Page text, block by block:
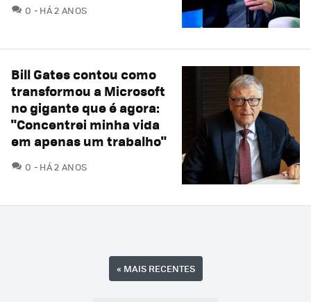
0 COMENTÁRIOS
HÁ 2 ANOS
Bill Gates contou como
transformou a Microsoft
no gigante que é agora:
"Concentrei minha vida
em apenas um trabalho"
0 COMENTÁRIOS
HÁ 2 ANOS
« MAIS RECENTES